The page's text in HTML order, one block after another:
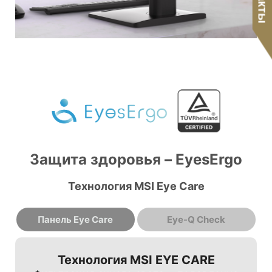
Защита здоровья – EyesErgo
Технология MSI Eye Care
Панель Eye Care Eye-Q Check
Технология MSI EYE CARE